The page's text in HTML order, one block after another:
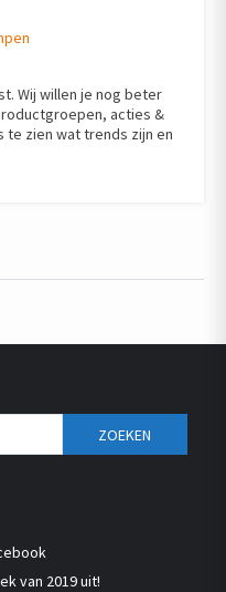
Wij willen je nog beter
acties &
zien wat trends zijn en
van 2019 uit!